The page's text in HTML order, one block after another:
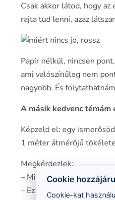
Csak akkor látod, hogy
rajta tud lenni, azaz
Papír nélkül, nincsen
ami valószínűleg nem
nagyobb. És
A másik kedvenc
Képzeld el: egy
1 méter átmérőjű
Megkérdezlek:
– Milyen színű a gömb,
– Ez a gömb, sötét színű,
Cookie
Cookie-kat